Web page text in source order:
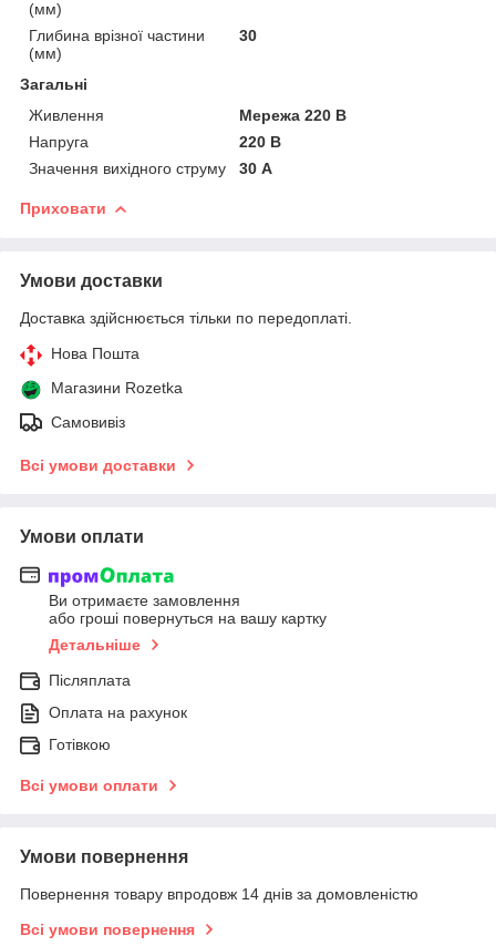
(мм)
Глибина врізної частини
(мм)
30
Загальні
Живлення
Мережа 220 В
Напруга
220 В
Значення вихідного струму
30 А
Приховати
Умови доставки
Доставка здійснюється тільки по передоплаті.
Нова Пошта
Магазини Rozetka
Самовивіз
Всі умови доставки
Умови оплати
Ви отримаєте замовлення
або гроші повернуться на вашу картку
Детальніше
Післяплата
Оплата на рахунок
Готівкою
Всі умови оплати
Умови повернення
Повернення товару впродовж 14 днів за домовленістю
Всі умови повернення